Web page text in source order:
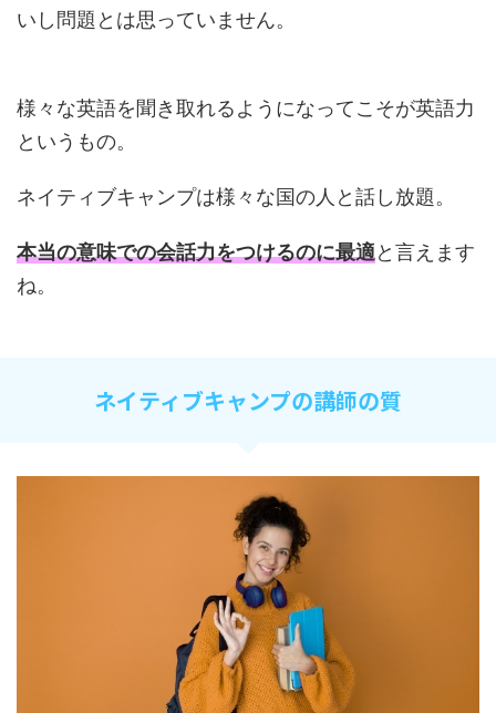
いし問題とは思っていません。
様々な英語を聞き取れるようになってこそが英語力
というもの。
ネイティブキャンプは様々な国の人と話し放題。
本当の意味での会話力をつけるのに最適と言えます
ね。
ネイティブキャンプの講師の質